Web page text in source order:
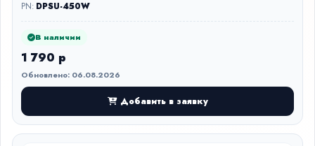
PN: DPSU-450W
В наличии
1 790 р
Обновлено: 06.08.2026
Добавить в заявку